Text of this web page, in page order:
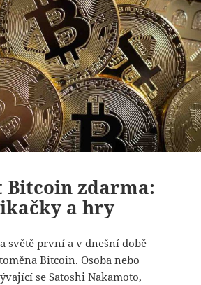
Bitcoin zdarma:
a hry
světě první a v dnešní době
Bitcoin. Osoba nebo
se Satoshi Nakamoto,